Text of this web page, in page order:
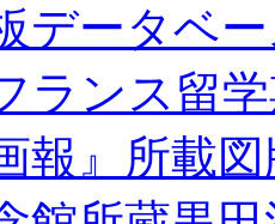
データベ
ランス留
報』所載